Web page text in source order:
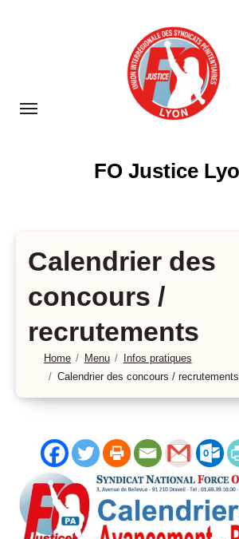
FO Justice
Calendrier des
concours /
recrutements
Home Menu
Infos pratiques
Calendrier des concours / recrutements